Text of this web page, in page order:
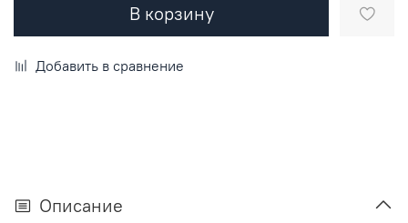
В корзину
Добавить в сравнение
Описание